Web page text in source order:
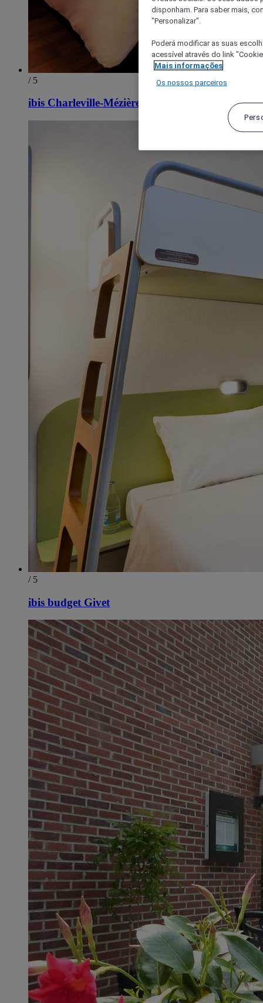
/ 5
ibis Charleville-Mézières
/ 5
ibis budget Givet
disponham. Para saber mais,
"Personalizar".
Poderá modificar as suas
acessível através do link
Mais informações
Os nossos parceiros